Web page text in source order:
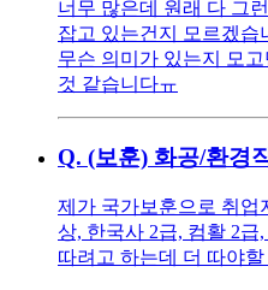
너무 많은데 원래 다 그
잡고 있는건지 모르겠습
무슨 의미가 있는지 모
것 같습니다ㅠ
Q. (보훈) 화공/환경
제가 국가보훈으로 취업
상, 한국사 2급, 컴활 2급
따려고 하는데 더 따야